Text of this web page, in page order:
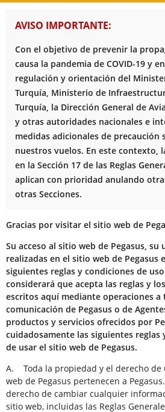
AVISO IMPORTANTE:
Con el objetivo de prevenir la
causa la pandemia de COVID-19 y
regulación y orientación del
Turquía, Ministerio de
Turquía, la Dirección General de
y otras autoridades nacionales e
medidas adicionales de precaución
nuestros vuelos. En este contexto,
en la Sección 17 de las Reglas
aplican con prioridad anulando
otras Secciones.
Gracias por visitar el sitio web de
Su acceso al sitio web de Pegasus, su
realizadas en el sitio web de Pegasus
siguientes reglas y condiciones de
considerará que acepta las reglas y
escritos aquí mediante operaciones a
comunicación de Pegasus o de
productos y servicios ofrecidos por
cuidadosamente las siguientes
de usar el sitio web de Pegasus.
A. Toda la propiedad y el derecho de
web de Pegasus pertenecen a
derecho de cambiar cualquier
sitio web, incluidas las Reglas